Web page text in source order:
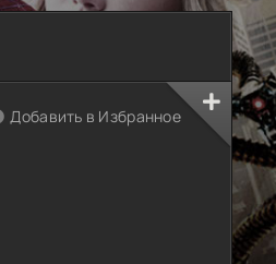
Добавить в Избранное